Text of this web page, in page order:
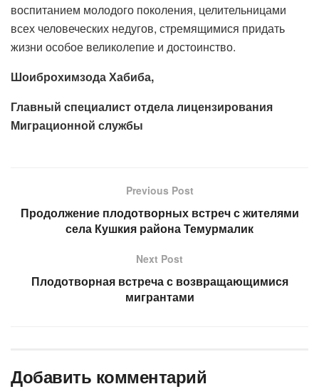
воспитанием молодого поколения, целительницами
всех человеческих недугов, стремящимися придать
жизни особое великолепие и достоинство.
Шоиброхимзода Хабиба,
Главный специалист отдела лицензирования
Миграционной службы
Previous Post
Продолжение плодотворных встреч с жителями
села Кушкия района Темурмалик
Next Post
Плодотворная встреча с возвращающимися
мигрантами
Добавить комментарий